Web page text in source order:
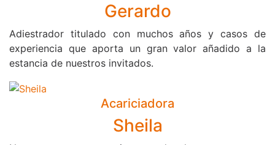
Gerardo
Adiestrador titulado con muchos años y casos de
experiencia que aporta un gran valor añadido a la
estancia de nuestros invitados.
Acariciadora
Sheila